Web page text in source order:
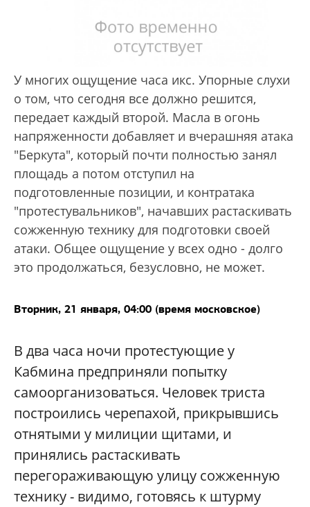
У многих ощущение часа икс. Упорные слухи
о том, что сегодня все должно решится,
передает каждый второй. Масла в огонь
напряженности добавляет и вчерашняя атака
"Беркута", который почти полностью занял
площадь а потом отступил на
подготовленные позиции, и контратака
"протестувальников", начавших растаскивать
сожженную технику для подготовки своей
атаки. Общее ощущение у всех одно - долго
это продолжаться, безусловно, не может.
Вторник, 21 января, 04:00 (время московское)
В два часа ночи протестующие у
Кабмина предприняли попытку
самоорганизоваться. Человек триста
построились черепахой, прикрывшись
отнятыми у милиции щитами, и
принялись растаскивать
перегораживающую улицу сожженную
технику - видимо, готовясь к штурму